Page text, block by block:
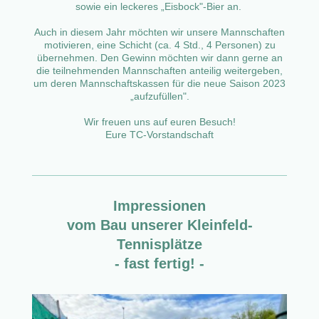
sowie ein leckeres „Eisbock"-Bier an.
Auch in diesem Jahr möchten wir unsere Mannschaften
motivieren, eine Schicht (ca. 4 Std., 4 Personen) zu
übernehmen. Den Gewinn möchten wir dann gerne an
die teilnehmenden Mannschaften anteilig weitergeben,
um deren Mannschaftskassen für die neue Saison 2023
„aufzufüllen".
Wir freuen uns auf euren Besuch!
Eure TC-Vorstandschaft
Impressionen
vom Bau unserer Kleinfeld-
Tennisplätze
- fast fertig! -